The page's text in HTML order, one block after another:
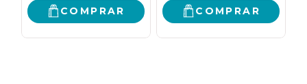
COMPRAR COMPRAR